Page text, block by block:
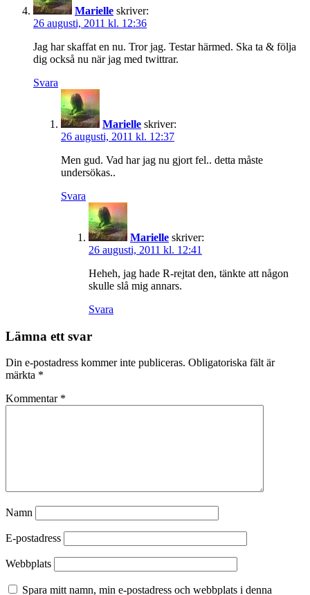
Marielle skriver:
26 augusti, 2011 kl. 12:36
Jag har skaffat en nu. Tror jag. Testar härmed. Ska ta & följa
dig också nu när jag med twittrar.
Svara
Marielle skriver:
26 augusti, 2011 kl. 12:37
Men gud. Vad har jag nu gjort fel.. detta måste
undersökas..
Svara
Marielle skriver:
26 augusti, 2011 kl. 12:41
Heheh, jag hade R-rejtat den, tänkte att någon
skulle slå mig annars.
Svara
Lämna ett svar
Din e-postadress kommer inte publiceras. Obligatoriska fält är
märkta *
Kommentar *
Namn
E-postadress
Webbplats
Spara mitt namn, min e-postadress och webbplats i denna